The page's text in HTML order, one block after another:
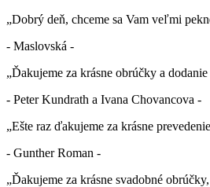
„Dobrý deň, chceme sa Vam veľmi
- Maslovská -
„Ďakujeme za krásne obrúčky a dodanie
- Peter Kundrath a Ivana Chovancova -
„Ešte raz ďakujeme za krásne
- Gunther Roman -
„Ďakujeme za krásne svadobné